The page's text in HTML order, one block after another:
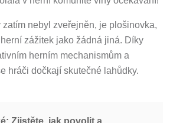
nebyl zveřejněn, je plošinovka,
zážitek jako žádná jiná. Díky
herním mechanismům a
hráči dočkají skutečné lahůdky.
Zjistěte, jak povolit a